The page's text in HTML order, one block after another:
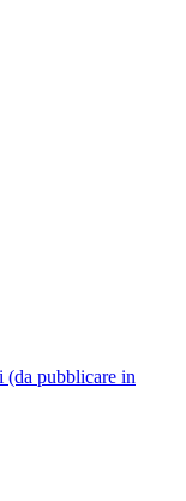
pubblicare in